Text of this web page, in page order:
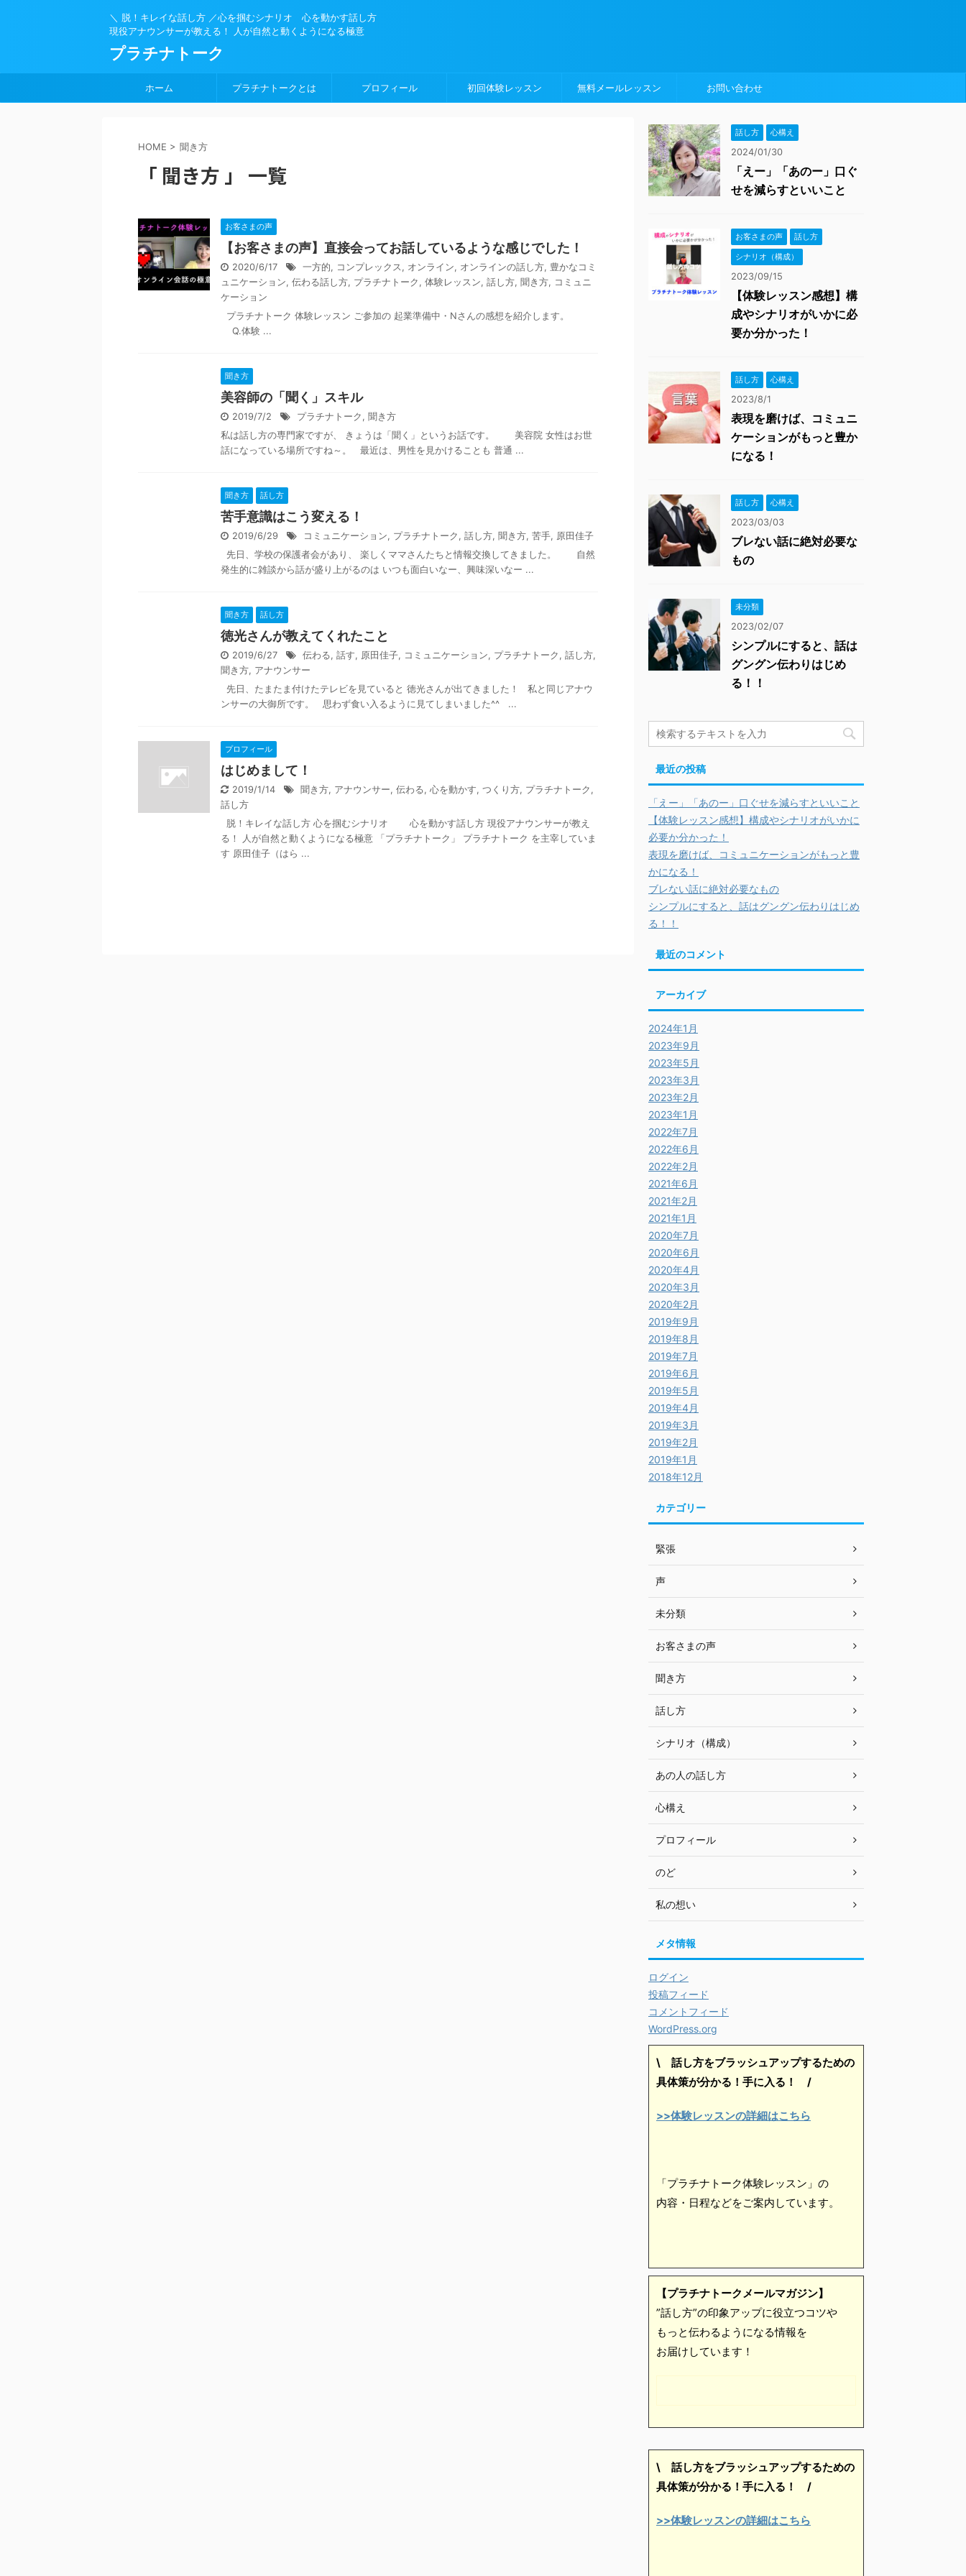
＼ 脱！キレイな話し方 ／心を掴むシナリオ 心を動かす話し方
現役アナウンサーが教える！ 人が自然と動くようになる極意
プラチナトーク
ホーム プラチナトークとは プロフィール 初回体験レッスン 無料メールレッスン お問い合わせ
HOME > 聞き方
「 聞き方 」 一覧
お客さまの声
【お客さまの声】直接会ってお話しているような感じでした！
2020/6/17 一方的, コンプレックス, オンライン, オンラインの話し方, 豊かなコミ
ュニケーション, 伝わる話し方, プラチナトーク , 体験レッスン, 話し方, 聞き方, コミュニ
ケーション
プラチナトーク 体験レッスン ご参加の 起業準備中・Nさんの感想を紹介します。
Q.体験 ...
聞き方
美容師の「聞く」スキル
2019/7/2 プラチナトーク , 聞き方
私は話し方の専門家ですが、 きょうは「聞く」というお話です。 美容院 女性はお世
話になっている場所ですね～。 最近は、男性を見かけることも 普通 ...
聞き方 話し方
苦手意識はこう変える！
2019/6/29 コミュニケーション, プラチナトーク , 話し方, 聞き方, 苦手, 原田佳子
先日、学校の保護者会があり、 楽しくママさんたちと情報交換してきました。 自然
発生的に雑談から話が盛り上がるのは いつも面白いなー、興味深いなー ...
聞き方 話し方
徳光さんが教えてくれたこと
2019/6/27 伝わる, 話す, 原田佳子, コミュニケーション, プラチナトーク , 話し方,
聞き方, アナウンサー
先日、たまたま付けたテレビを見ていると 徳光さんが出てきました！ 私と同じアナウ
ンサーの大御所です。 思わず食い入るように見てしまいました^^ ...
プロフィール
はじめまして！
2019/1/14 聞き方, アナウンサー, 伝わる, 心を動かす, つくり方, プラチナトーク ,
話し方
脱！キレイな話し方 心を掴むシナリオ 心を動かす話し方 現役アナウンサーが教え
る！ 人が自然と動くようになる極意 「プラチナトーク」 プラチナトーク を主宰していま
す 原田佳子（はら ...
話し方 心構え
2024/01/30
「えー」「あのー」口ぐ
せを減らすといいこと
お客さまの声
話し方
シナリオ（構成）
2023/09/15
【体験レッスン感想】構
成やシナリオがいかに必
要か分かった！
話し方 心構え
2023/8/1
表現を磨けば、コミュニ
ケーションがもっと豊か
になる！
話し方 心構え
2023/03/03
ブレない話に絶対必要な
もの
未分類
2023/02/07
シンプルにすると、話は
グングン伝わりはじめ
る！！
最近の投稿
「えー」「あのー」口ぐせを減らすといいこと
【体験レッスン感想】構成やシナリオがいかに
必要か分かった！
表現を磨けば、コミュニケーションがもっと豊
かになる！
ブレない話に絶対必要なもの
シンプルにすると、話はグングン伝わりはじめ
る！！
最近のコメント
アーカイブ
2024年1月
2023年9月
2023年5月
2023年3月
2023年2月
2023年1月
2022年7月
2022年6月
2022年2月
2021年6月
2021年2月
2021年1月
2020年7月
2020年6月
2020年4月
2020年3月
2020年2月
2019年9月
2019年8月
2019年7月
2019年6月
2019年5月
2019年4月
2019年3月
2019年2月
2019年1月
2018年12月
カテゴリー
緊張
声
未分類
お客さまの声
聞き方
話し方
シナリオ（構成）
あの人の話し方
心構え
プロフィール
のど
私の想い
メタ情報
ログイン
投稿フィード
コメントフィード
WordPress.org
\ 話し方をブラッシュアップするための
具体策が分かる！手に入る！ /
>>体験レッスンの詳細はこちら
「プラチナトーク体験レッスン」の
内容・日程などをご案内しています。
【プラチナトークメールマガジン】
”話し方”の印象アップに役立つコツや
もっと伝わるようになる情報を
お届けしています！
\ 話し方をブラッシュアップするための
具体策が分かる！手に入る！ /
>>体験レッスンの詳細はこちら